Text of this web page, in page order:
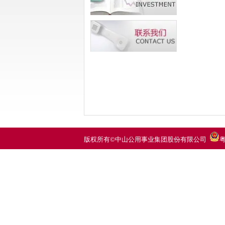
版权所有©中山公用事业集团股份有限公司